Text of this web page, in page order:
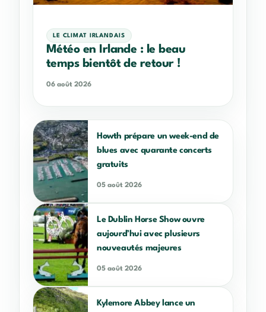
LE CLIMAT IRLANDAIS
Météo en Irlande : le beau
temps bientôt de retour !
06 août 2026
Howth prépare un week-end de
blues avec quarante concerts
gratuits
05 août 2026
Le Dublin Horse Show ouvre
aujourd’hui avec plusieurs
nouveautés majeures
05 août 2026
Kylemore Abbey lance un